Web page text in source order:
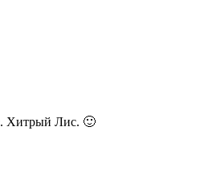
Хитрый Лис. 🙂